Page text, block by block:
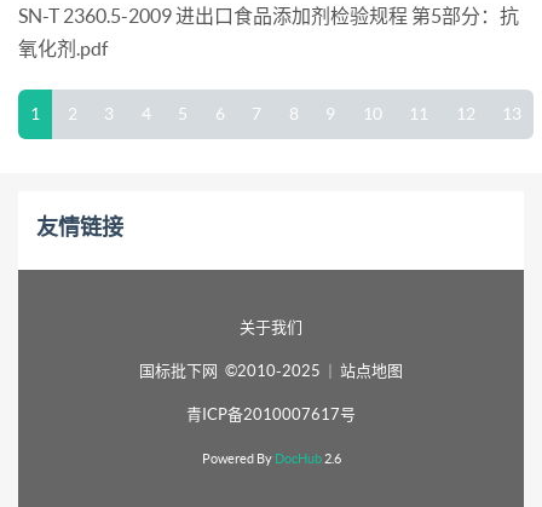
SN-T 2360.5-2009 进出口食品添加剂检验规程 第5部分：抗
氧化剂.pdf
1 2 3 4 5 6 7 8 9 10 11 12 13
友情链接
关于我们
国标批下网 ©2010-2025 站点地图
青ICP备2010007617号
Powered By DocHub2.6